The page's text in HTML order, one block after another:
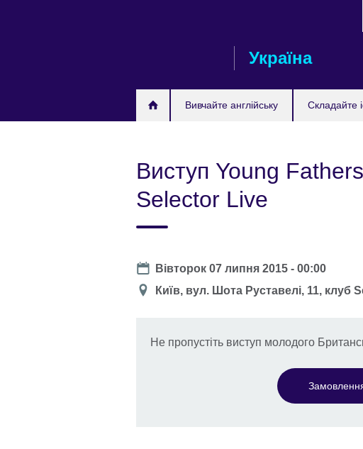
Україна
Вивчайте англійську Складайте
Виступ Young
Selector Live
Date
Вівторок 07 липня 2015 - 00:00
Місце
Київ, вул. Шота Руставелі, 11, клуб
Не пропустіть виступ молодого
Замовлення